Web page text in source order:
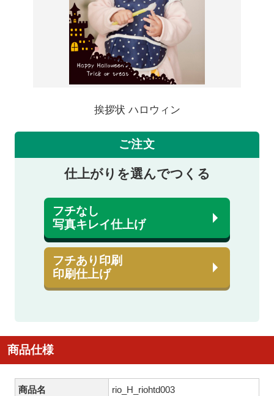
挨拶状 ハロウィン
ご注文
仕上がりを選んでつくる
フチなし
写真キレイ仕上げ
フチあり印刷
印刷仕上げ
商品仕様
商品名 rio_H_riohtd003